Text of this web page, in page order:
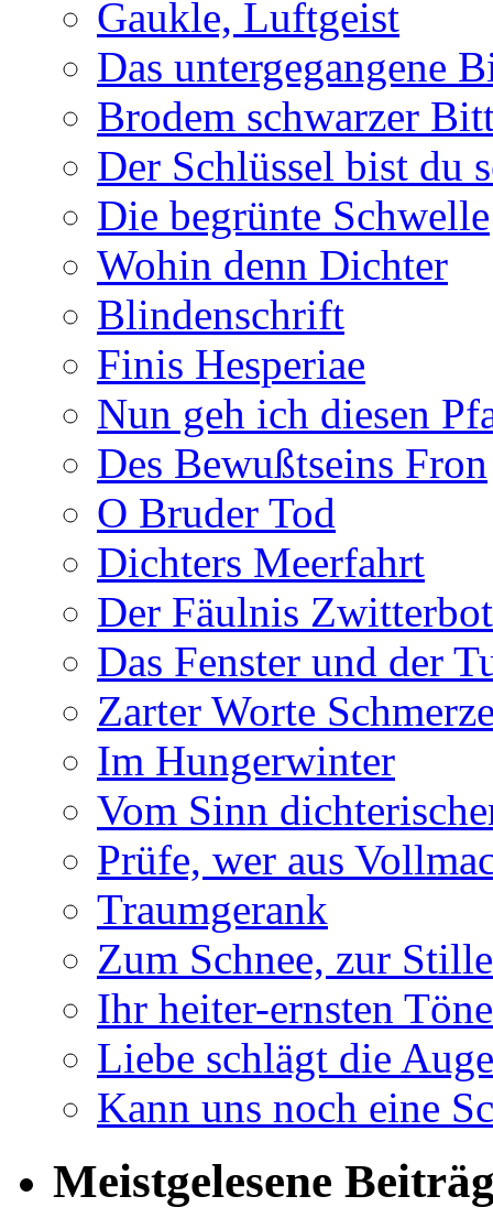
Gaukle, Luftgeist
Das untergegangene
Brodem schwarzer
Der Schlüssel bist du
Die begrünte Schwelle
Wohin denn Dichter
Blindenschrift
Finis Hesperiae
Nun geh ich diesen
Des Bewußtseins Fron
O Bruder Tod
Dichters Meerfahrt
Der Fäulnis
Das Fenster und der
Zarter Worte
Im Hungerwinter
Vom Sinn
Prüfe, wer aus
Traumgerank
Zum Schnee, zur Stille
Ihr heiter-ernsten Töne
Liebe schlägt die
Kann uns noch eine
Meistgelesene